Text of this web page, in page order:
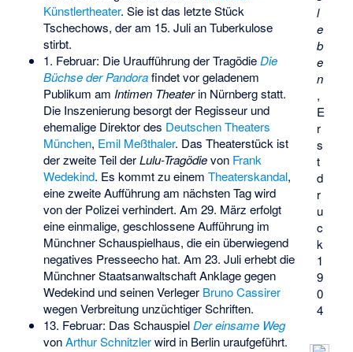
l
e
b
e
n
,
E
r
s
t
d
r
u
c
k
1
9
0
4
Künstlertheater. Sie ist das letzte Stück
Tschechows, der am 15. Juli an Tuberkulose
stirbt.
1. Februar: Die Uraufführung der TragödieDie
Büchse der Pandorafindet vor geladenem
Publikum am Intimen Theaterin Nürnberg statt.
Die Inszenierung besorgt der Regisseur und
ehemalige Direktor des Deutschen Theaters
München, Emil Meßthaler. Das Theaterstück ist
der zweite Teil derLulu-Tragödievon Frank
Wedekind. Es kommt zu einem Theaterskandal,
eine zweite Aufführung am nächsten Tag wird
von der Polizei verhindert. Am 29. März erfolgt
eine einmalige, geschlossene Aufführung im
Münchner Schauspielhaus, die ein überwiegend
negatives Presseecho hat. Am 23. Juli erhebt die
Münchner Staatsanwaltschaft Anklage gegen
Wedekind und seinen Verleger Bruno Cassirer
wegen Verbreitung unzüchtiger Schriften.
13. Februar: Das SchauspielDer einsame Weg
vonArthur Schnitzlerwird in Berlin uraufgeführt.